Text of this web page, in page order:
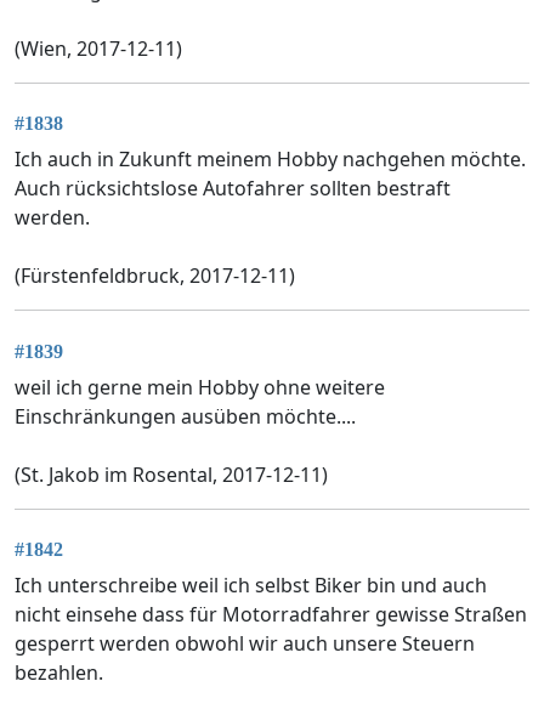
(Wien, 2017-12-11)
#1838
Ich auch in Zukunft meinem Hobby nachgehen möchte.
Auch rücksichtslose Autofahrer sollten bestraft
werden.
(Fürstenfeldbruck, 2017-12-11)
#1839
weil ich gerne mein Hobby ohne weitere
Einschränkungen ausüben möchte....
(St. Jakob im Rosental, 2017-12-11)
#1842
Ich unterschreibe weil ich selbst Biker bin und auch
nicht einsehe dass für Motorradfahrer gewisse Straßen
gesperrt werden obwohl wir auch unsere Steuern
bezahlen.